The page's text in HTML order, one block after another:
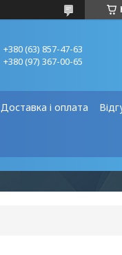
+380 (63) 857-47-63
+380 (97) 367-00-65
Доставка і оплата